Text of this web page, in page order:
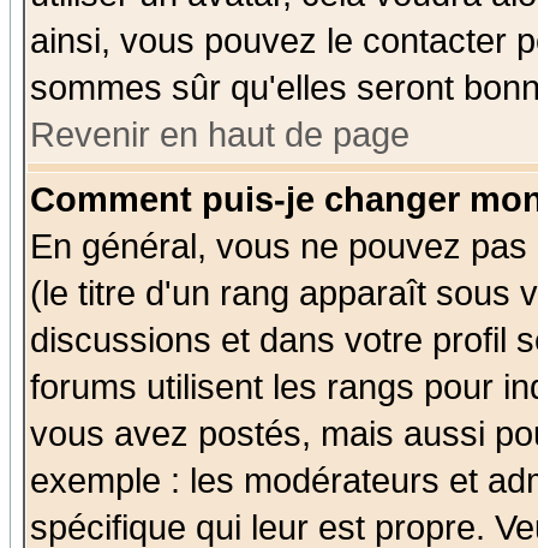
ainsi, vous pouvez le contacter
sommes sûr qu'elles seront
Revenir en haut de page
Comment puis-je changer
En général, vous ne pouvez
(le titre d'un rang apparaît sous
discussions et dans votre profil
forums utilisent les rangs pour
vous avez postés, mais aussi
exemple : les modérateurs et
spécifique qui leur est propre.